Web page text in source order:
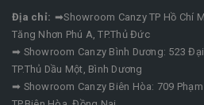
Địa chỉ: ➡Showroom Canzy TP Hồ Chí
Tăng Nhơn Phú A, TP.Thủ Đức
➡ Showroom Canzy Bình Dương: 523 Đại
TP.Thủ Dầu Một, Bình Dương
➡ Showroom Canzy Biên Hòa: 709 Phạm